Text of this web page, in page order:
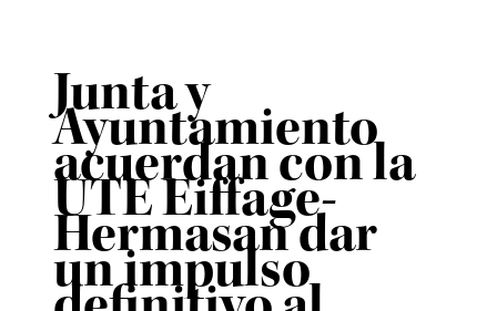
Junta y
Ayuntamiento
acuerdan con la
UTE Eiffage-
Hermasan dar
un impulso